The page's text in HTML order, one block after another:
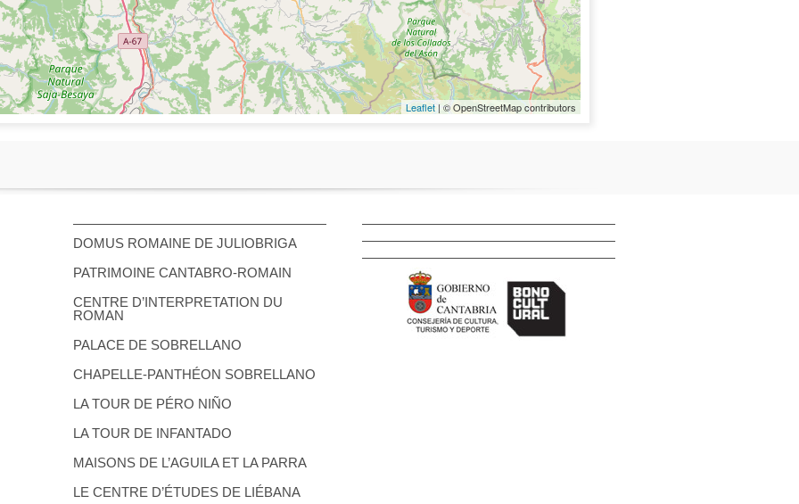
Leaflet | © OpenStreetMap contributors
DOMUS ROMAINE DE JULIOBRIGA
PATRIMOINE CANTABRO-ROMAIN
CENTRE D’INTERPRETATION DU
ROMAN
PALACE DE SOBRELLANO
CHAPELLE-PANTHÉON SOBRELLANO
LA TOUR DE PÉRO NIÑO
LA TOUR DE INFANTADO
MAISONS DE L’AGUILA ET LA PARRA
LE CENTRE D’ÉTUDES DE LIÉBANA